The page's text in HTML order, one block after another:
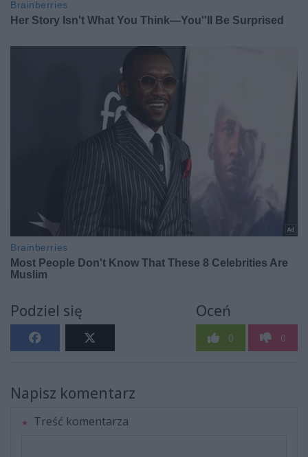
Podziel się Oceń
0 0
Napisz komentarz
Treść komentarza